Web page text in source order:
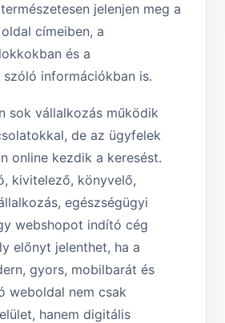
jelenjen meg a
címeiben, a
és a
szóló információkban is.
sok vállalkozás működik
de az ügyfelek
online kezdik a keresést.
kivitelező, könyvelő,
egészségügyi
webshopot indító cég
előnyt jelenthet, ha a
gyors, mobilbarát és
weboldal nem csak
hanem digitális